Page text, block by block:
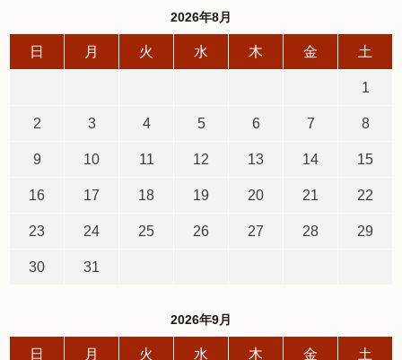
2026年8月
日 月 火 水 木 金 土
1
2 3 4 5 6 7 8
9 10 11 12 13 14 15
16 17 18 19 20 21 22
23 24 25 26 27 28 29
30 31
2026年9月
日 月 火 水 木 金 土